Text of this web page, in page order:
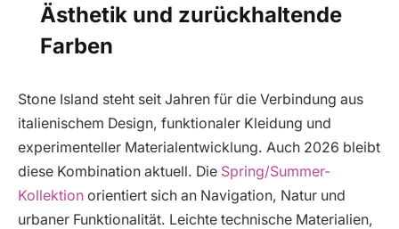
Ästhetik und zurückhaltende
Farben
Stone Island steht seit Jahren für die Verbindung aus
italienischem Design, funktionaler Kleidung und
experimenteller Materialentwicklung. Auch 2026 bleibt
diese Kombination aktuell. Die Spring/Summer-
Kollektion orientiert sich an Navigation, Natur und
urbaner Funktionalität. Leichte technische Materialien,